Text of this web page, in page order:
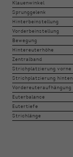
Klauenwinkel
Sprunggelenk
Hinterbeinstellung
Vorderbeinstellung
Bewegung
Hintereuterhöhe
Zentralband
Strichplatzierung vorne
Strichplatzierung hinten
Vordereuteraufhängung
Euterbalance
Eutertiefe
Strichlänge